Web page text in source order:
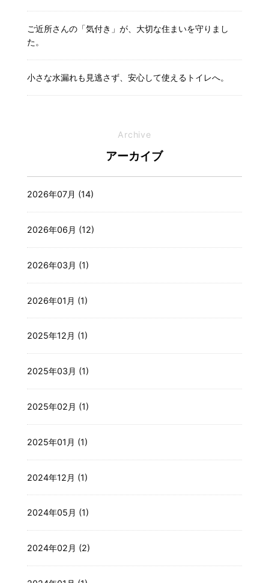
ご近所さんの「気付き」が、大切な住まいを守りまし
た。
小さな水漏れも見逃さず、安心して使えるトイレへ。
Archive
アーカイブ
2026年07月 (14)
2026年06月 (12)
2026年03月 (1)
2026年01月 (1)
2025年12月 (1)
2025年03月 (1)
2025年02月 (1)
2025年01月 (1)
2024年12月 (1)
2024年05月 (1)
2024年02月 (2)